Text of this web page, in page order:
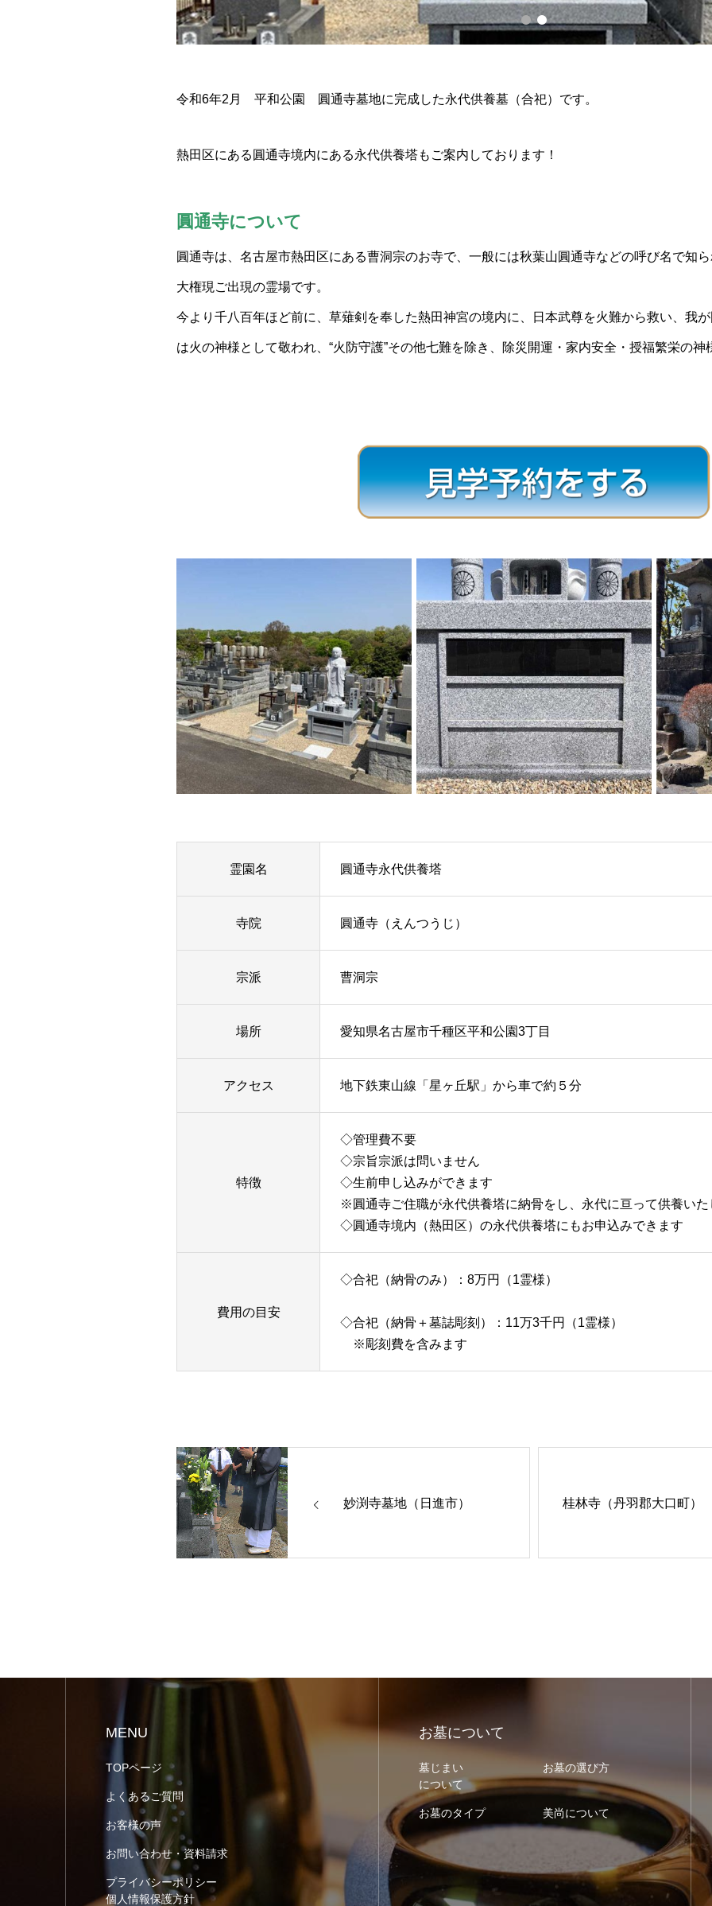
令和6年2月 平和公園 圓通寺墓地に完成した永代供養墓（合祀）です。
熱田区にある圓通寺境内にある永代供養塔もご案内しております！
圓通寺について
圓通寺は、名古屋市熱田区にある曹洞宗のお寺で、一般には秋葉山圓通寺などの呼び名で知
大権現ご出現の霊場です。
今より千八百年ほど前に、草薙剣を奉した熱田神宮の境内に、日本武尊を火難から救い、我
は火の神様として敬われ、“火防守護”その他七難を除き、除災開運・家内安全・授福繁栄の神
霊園名 圓通寺永代供養塔
寺院 圓通寺（えんつうじ）
宗派 曹洞宗
場所 愛知県名古屋市千種区平和公園3丁目
アクセス 地下鉄東山線「星ヶ丘駅」から車で約５分
特徴
◇管理費不要
◇宗旨宗派は問いません
◇生前申し込みができます
※圓通寺ご住職が永代供養塔に納骨をし、永代に亘って供養いた
◇圓通寺境内（熱田区）の永代供養塔にもお申込みできます
費用の目安
◇合祀（納骨のみ）：8万円（1霊様）
◇合祀（納骨＋墓誌彫刻）：11万3千円（1霊様）
※彫刻費を含みます
妙渕寺墓地（日進市） 桂林寺（丹羽郡大口町）
MENU
TOPページ
よくあるご質問
お客様の声
お問い合わせ・資料請求
プライバシーポリシー
個人情報保護方針
お墓について
墓じまい
について
お墓の選び方
お墓のタイプ 美尚について